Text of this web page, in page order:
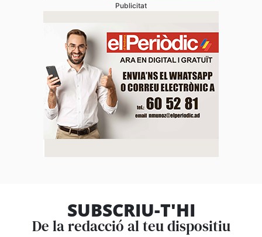
Publicitat
SUBSCRIU-T'HI
De la redacció al teu dispositiu